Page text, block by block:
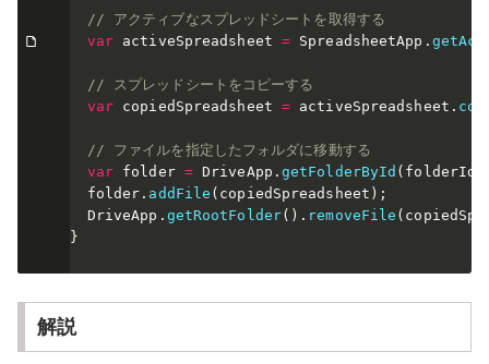
// アクティブなスプレッドシートを取得する
var activeSpreadsheet = SpreadsheetApp .
// スプレッドシートをコピーする
var copiedSpreadsheet = activeSpreadsheet .
// ファイルを指定したフォルダに移動する
var folder = DriveApp . getFolderById ( folderId
  folder
. addFile ( copiedSpreadsheet ) ;
  DriveApp
. getRootFolder( ) . removeFile (
}
解説